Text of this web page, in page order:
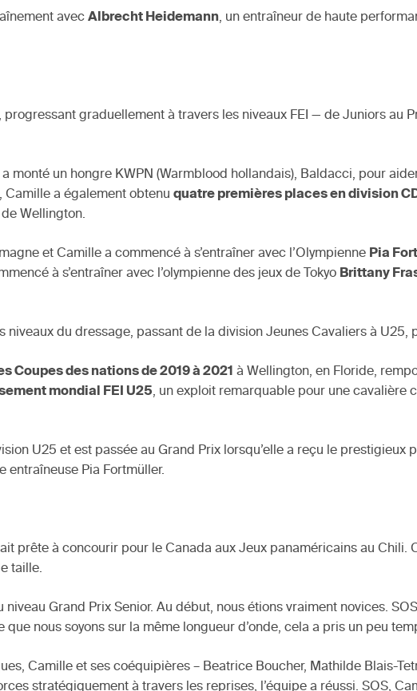
avec Albrecht Heidemann, un entraîneur de haute
progressant graduellement à travers les niveaux FEI — de Juniors au
monté un hongre KWPN (Warmblood hollandais), Baldacci, pour
a également obtenu quatre premières places en division
Wellington.
et Camille a commencé à s’entraîner avec l’Olympienne Pia
à s’entraîner avec l’olympienne des jeux de Tokyo Brittany
du dressage, passant de la division Jeunes Cavaliers à U25,
Coupes des nations de 2019 à 2021 à Wellington, en Floride,
mondial FEI U25, un exploit remarquable pour une cavalière
U25 et est passée au Grand Prix lorsqu’elle a reçu le prestigieux
entraîneuse Pia Fortmüller.
prête à concourir pour le Canada aux Jeux panaméricains au Chili.
taille.
niveau Grand Prix Senior. Au début, nous étions vraiment novices.
nous soyons sur la même longueur d’onde, cela a pris un peu
Camille et ses coéquipières – Beatrice Boucher, Mathilde Blais-
stratégiquement à travers les reprises, l’équipe a réussi. SOS,